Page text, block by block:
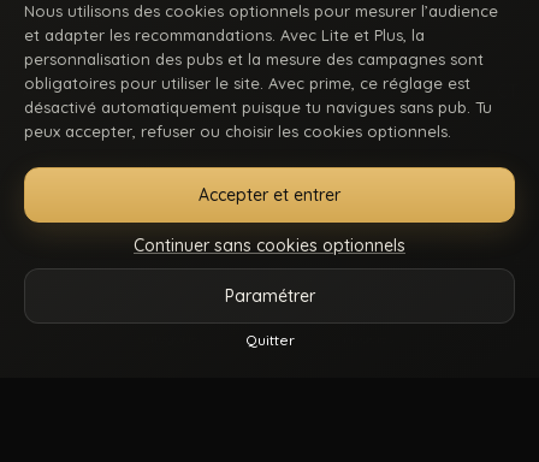
Nous utilisons des cookies optionnels pour mesurer l’audience
et adapter les recommandations. Avec Lite et Plus, la
personnalisation des pubs et la mesure des campagnes sont
obligatoires pour utiliser le site. Avec prime, ce réglage est
désactivé automatiquement puisque tu navigues sans pub. Tu
peux accepter, refuser ou choisir les cookies optionnels.
Accepter et entrer
Continuer sans cookies optionnels
Paramétrer
Quitter
ACCUEIL INSCRIPTION SE CONNECTER SUPPORT / CONTACT
CONDITIONS D’UTILISATION
DMCA 18 U.S.C. 2257
GÉRER MES COOKIES
La première communauté en ligne dédiée au porno gay beur et métissé : des
keums du bled, des rebeus bien montés, des lascars actifs, des passifs
affamés, et du sexe hard comme tu kiffes. Pose-toi, mate, et régale-toi. Balance-
- Tous droits sont réservés.
Reels